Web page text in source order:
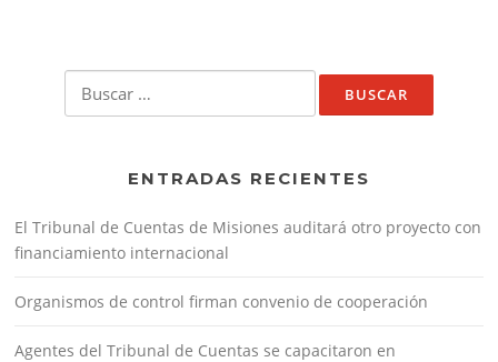
ENTRADAS RECIENTES
El Tribunal de Cuentas de Misiones auditará otro proyecto con
financiamiento internacional
Organismos de control firman convenio de cooperación
Agentes del Tribunal de Cuentas se capacitaron en